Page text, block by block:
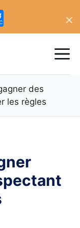
des
les règles